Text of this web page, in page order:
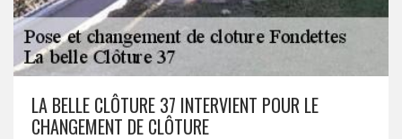
LA BELLE CLÔTURE 37 INTERVIENT POUR LE
CHANGEMENT DE CLÔTURE